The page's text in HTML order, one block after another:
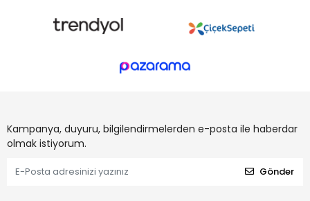
Kampanya, duyuru, bilgilendirmelerden e-posta ile haberdar
olmak istiyorum.
Gönder